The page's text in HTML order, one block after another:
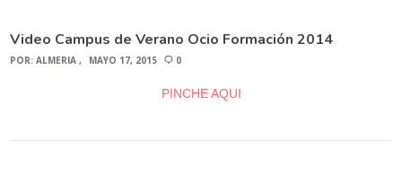
Video Campus de Verano Ocio Formación 2014
POR:ALMERIA MAYO 17, 2015 0
PINCHE AQUI